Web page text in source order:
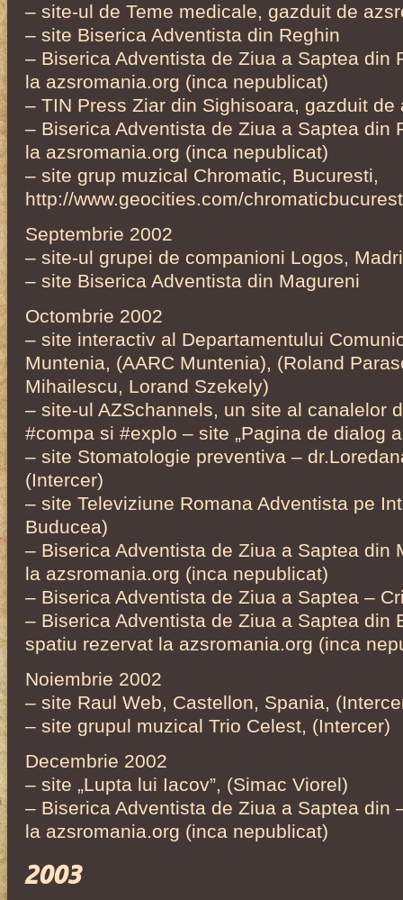
– site-ul de Teme medicale, gazduit de
– site Biserica Adventista din Reghin
– Biserica Adventista de Ziua a Saptea din
la azsromania.org (inca nepublicat)
– TIN Press Ziar din Sighisoara, gazduit de
– Biserica Adventista de Ziua a Saptea din
la azsromania.org (inca nepublicat)
– site grup muzical Chromatic, Bucuresti,
http://www.geocities.com/
Septembrie 2002
– site-ul grupei de companioni Logos,
– site Biserica Adventista din Magureni
Octombrie 2002
– site interactiv al Departamentului
Muntenia, (AARC Muntenia), (Roland
Mihailescu, Lorand Szekely)
– site-ul AZSchannels, un site al canalelor
#compa si #explo – site „Pagina de dialog
– site Stomatologie preventiva –
(Intercer)
– site Televiziune Romana Adventista pe
Buducea)
– Biserica Adventista de Ziua a Saptea din
la azsromania.org (inca nepublicat)
– Biserica Adventista de Ziua a Saptea –
– Biserica Adventista de Ziua a Saptea din
spatiu rezervat la azsromania.org (inca
Noiembrie 2002
– site Raul Web, Castellon, Spania,
– site grupul muzical Trio Celest, (Intercer)
Decembrie 2002
– site „Lupta lui Iacov”, (Simac Viorel)
– Biserica Adventista de Ziua a Saptea din
la azsromania.org (inca nepublicat)
2003